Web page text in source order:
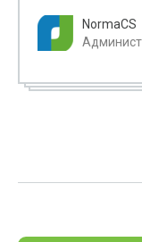
NormaCS